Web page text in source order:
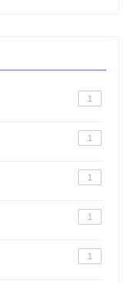
1
1
1
1
1